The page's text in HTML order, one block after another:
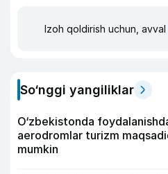
Izoh qoldirish uchun, avval
So‘nggi yangiliklar
O‘zbekistonda
aerodromlar turizm
mumkin